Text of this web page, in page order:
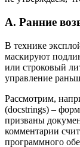
А. Ранние
В технике
маскируют
или строковый
управление
Рассмотрим,
(docstrings) –
призваны
комментарии
программного